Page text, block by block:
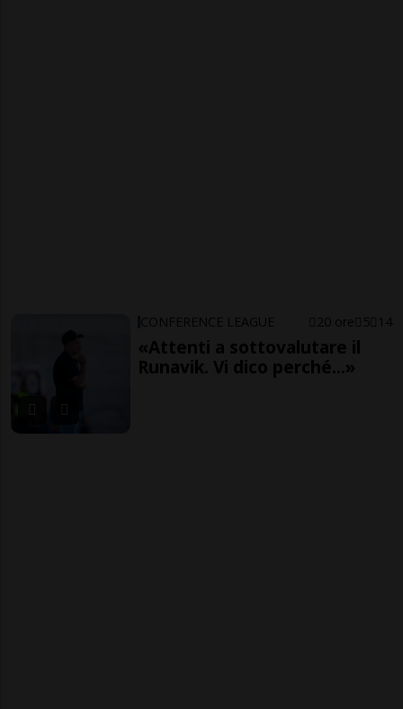
CONFERENCE LEAGUE 20 ore 5 14
«Attenti a sottovalutare il
Runavik. Vi dico perché...»